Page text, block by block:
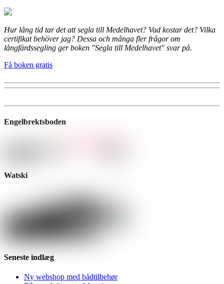
Hur lång tid tar det att segla till Medelhavet? Vad kostar det? Vilka
certifikat behöver jag? Dessa och många fler frågor om
långfärdssegling ger boken "Segla till Medelhavet" svar på.
Få boken gratis
Engelbrektsboden
Watski
Seneste indlæg
Ny webshop med bådtilbehør